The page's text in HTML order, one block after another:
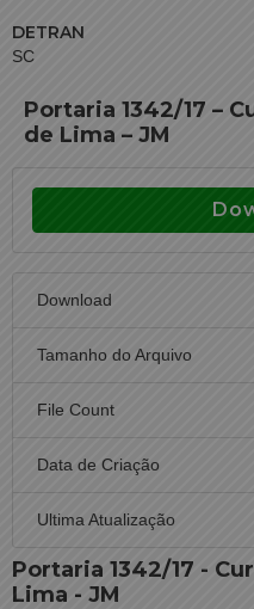
DETRAN
SC
Portaria 1342/17 –
de Lima – JM
Download
Tamanho do Arquivo
File Count
Data de Criação
Ultima Atualização
Portaria 1342/17 -
Lima - JM